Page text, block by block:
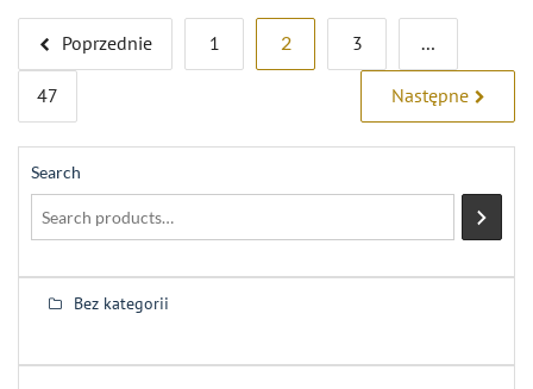
Stronicowanie
wpisów
Poprzednie 1 2 3 …
47 Następne
Search
Bez kategorii